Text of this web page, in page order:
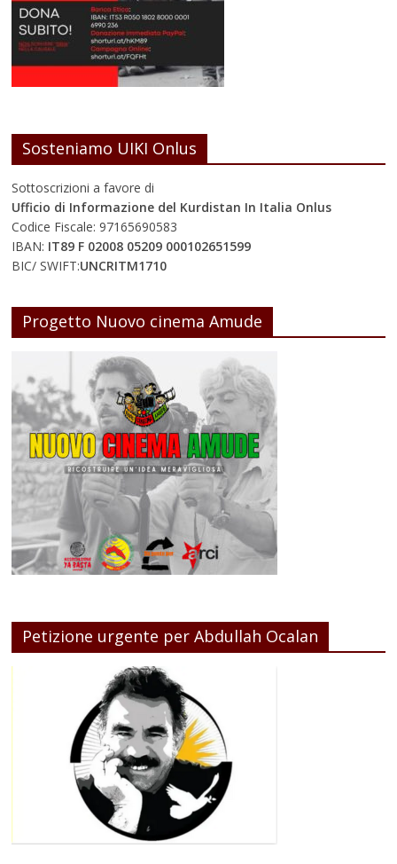
Sosteniamo UIKI Onlus
Sottoscrizioni a favore di
Ufficio di Informazione del Kurdistan In Italia Onlus
Codice Fiscale: 97165690583
IBAN: IT89 F 02008 05209 000102651599
BIC/ SWIFT:UNCRITM1710
Progetto Nuovo cinema Amude
Petizione urgente per Abdullah Ocalan